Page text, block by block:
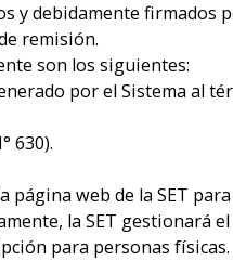
debidamente firmados
remisión.
son los siguientes:
por el Sistema al
630).
web de la SET
la SET gestionará
para personas físicas.